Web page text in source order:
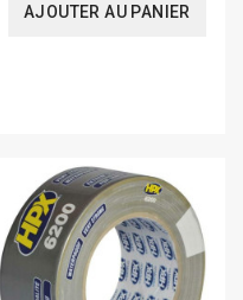
AJOUTER AU PANIER